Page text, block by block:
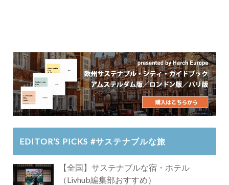
EDITOR’S PICKS #サステナブルな旅
【全国】サステナブルな宿・ホテル
（Livhub編集部おすすめ）